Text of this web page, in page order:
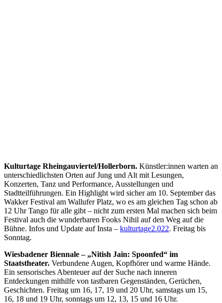
Kulturtage Rheingauviertel/Hollerborn. Künstler:innen warten an
unterschiedlichsten Orten auf Jung und Alt mit Lesungen,
Konzerten, Tanz und Performance, Ausstellungen und
Stadtteilführungen. Ein Highlight wird sicher am 10. September das
Wakker Festival am Wallufer Platz, wo es am gleichen Tag schon ab
12 Uhr Tango für alle gibt – nicht zum ersten Mal machen sich beim
Festival auch die wunderbaren Fooks Nihil auf den Weg auf die
Bühne. Infos und Update auf Insta – kulturtage2.022. Freitag bis
Sonntag.
Wiesbadener Biennale – „Nitish Jain: Spoonfed“ im
Staatstheater. Verbundene Augen, Kopfhörer und warme Hände.
Ein sensorisches Abenteuer auf der Suche nach inneren
Entdeckungen mithilfe von tastbaren Gegenständen, Gerüchen,
Geschichten. Freitag um 16, 17, 19 und 20 Uhr, samstags um 15,
16, 18 und 19 Uhr, sonntags um 12, 13, 15 und 16 Uhr.